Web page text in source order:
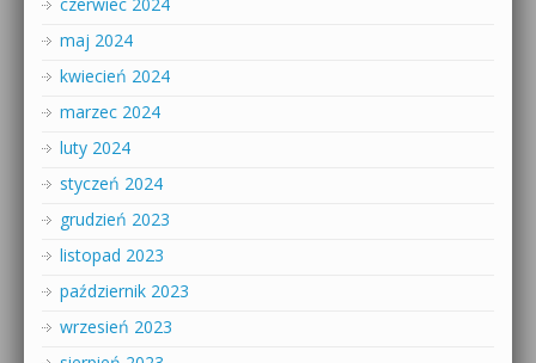
maj 2024
kwiecień 2024
marzec 2024
luty 2024
styczeń 2024
grudzień 2023
listopad 2023
październik 2023
wrzesień 2023